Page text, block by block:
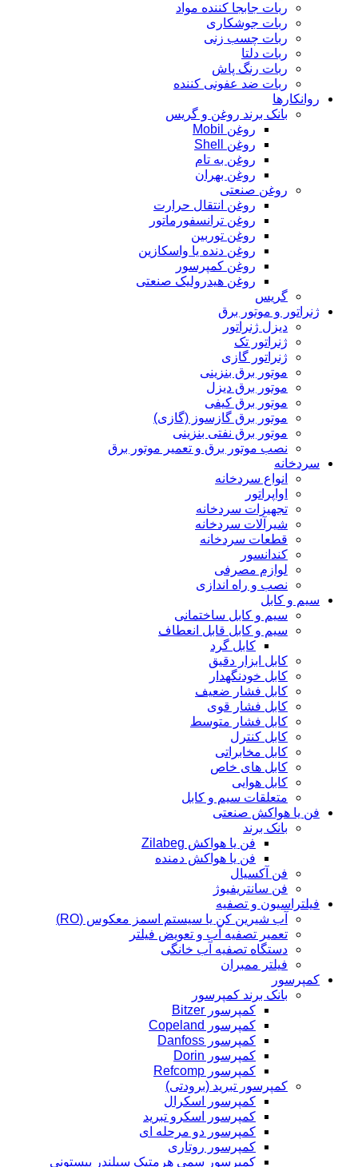
ربات جابجا کننده مواد
ربات جوشکاری
ربات چسب زنی
ربات دلتا
ربات رنگ پاش
ربات ضد عفونی کننده
روانکارها
بانک برند روغن و گریس
روغن Mobil
روغن Shell
روغن به تام
روغن بهران
روغن صنعتی
روغن انتقال حرارت
روغن ترانسفورماتور
روغن توربین
روغن دنده یا واسکازین
روغن کمپرسور
روغن هیدرولیک صنعتی
گریس
ژنراتور و موتور برق
دیزل ژنراتور
ژنراتور تک
ژنراتور گازی
موتور برق بنزینی
موتور برق دیزل
موتور برق کیفی
موتور برق گازسوز (گازی)
موتور برق نفتی بنزینی
نصب موتور برق و تعمیر موتور برق
سردخانه
انواع سردخانه
اواپراتور
تجهیزات سردخانه
شیرآلات سردخانه
قطعات سردخانه
کندانسور
لوازم مصرفی
نصب و راه اندازی
سیم و کابل
سیم و کابل ساختمانی
سیم و کابل قابل انعطاف
کابل گرد
کابل ابزار دقیق
کابل خودنگهدار
کابل فشار ضعیف
کابل فشار قوی
کابل فشار متوسط
کابل کنترل
کابل مخابراتی
کابل های خاص
کابل هوایی
متعلقات سیم و کابل
فن یا هواکش صنعتی
بانک برند
فن یا هواکش Zilabeg
فن یا هواکش دمنده
فن آکسیال
فن سانتریفیوژ
فیلتراسیون و تصفیه
آب شیرین کن یا سیستم اسمز معکوس (RO)
تعمیر تصفیه آب و تعویض فیلتر
دستگاه تصفیه آب خانگی
فیلتر ممبران
کمپرسور
بانک برند کمپرسور
کمپرسور Bitzer
کمپرسور Copeland
کمپرسور Danfoss
کمپرسور Dorin
کمپرسور Refcomp
کمپرسور تبرید (برودتی)
کمپرسور اسکرال
کمپرسور اسکرو تبرید
کمپرسور دو مرحله ای
کمپرسور روتاری
کمپرسور سمی هرمتیک سیلندر پیستونی